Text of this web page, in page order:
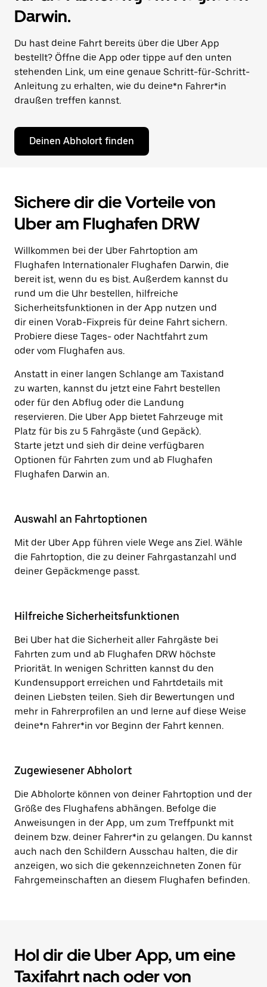
Darwin.
Du hast deine Fahrt bereits über die Uber App
bestellt? Öffne die App oder tippe auf den unten
stehenden Link, um eine genaue Schritt-für-Schritt-
Anleitung zu erhalten, wie du deine*n Fahrer*in
draußen treffen kannst.
Deinen Abholort finden
Sichere dir die Vorteile von
Uber am Flughafen DRW
Willkommen bei der Uber Fahrtoption am
Flughafen Internationaler Flughafen Darwin, die
bereit ist, wenn du es bist. Außerdem kannst du
rund um die Uhr bestellen, hilfreiche
Sicherheitsfunktionen in der App nutzen und
dir einen Vorab-Fixpreis für deine Fahrt sichern.
Probiere diese Tages- oder Nachtfahrt zum
oder vom Flughafen aus.
Anstatt in einer langen Schlange am Taxistand
zu warten, kannst du jetzt eine Fahrt bestellen
oder für den Abflug oder die Landung
reservieren. Die Uber App bietet Fahrzeuge mit
Platz für bis zu 5 Fahrgäste (und Gepäck).
Starte jetzt und sieh dir deine verfügbaren
Optionen für Fahrten zum und ab Flughafen
Flughafen Darwin an.
Auswahl an Fahrtoptionen
Mit der Uber App führen viele Wege ans Ziel. Wähle
die Fahrtoption, die zu deiner Fahrgastanzahl und
deiner Gepäckmenge passt.
Hilfreiche Sicherheitsfunktionen
Bei Uber hat die Sicherheit aller Fahrgäste bei
Fahrten zum und ab Flughafen DRW höchste
Priorität. In wenigen Schritten kannst du den
Kundensupport erreichen und Fahrtdetails mit
deinen Liebsten teilen. Sieh dir Bewertungen und
mehr in Fahrerprofilen an und lerne auf diese Weise
deine*n Fahrer*in vor Beginn der Fahrt kennen.
Zugewiesener Abholort
Die Abholorte können von deiner Fahrtoption und der
Größe des Flughafens abhängen. Befolge die
Anweisungen in der App, um zum Treffpunkt mit
deinem bzw. deiner Fahrer*in zu gelangen. Du kannst
auch nach den Schildern Ausschau halten, die dir
anzeigen, wo sich die gekennzeichneten Zonen für
Fahrgemeinschaften an diesem Flughafen befinden.
Hol dir die Uber App, um eine
Taxifahrt nach oder von